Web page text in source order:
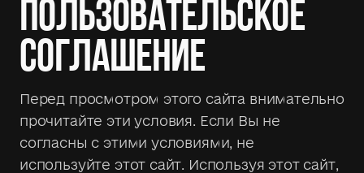
ПОЛЬЗОВАТЕЛЬСКОЕ
СОГЛАШЕНИЕ
Перед просмотром этого сайта внимательно
прочитайте эти условия. Если Вы не
согласны с этими условиями, не
используйте этот сайт. Используя этот сайт,